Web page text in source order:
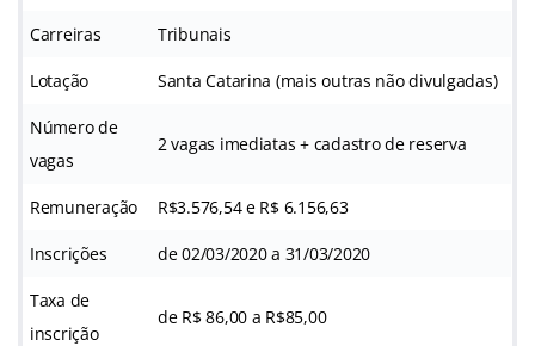
Carreiras Tribunais
Lotação Santa Catarina (mais outras não divulgadas)
Número de
vagas
2 vagas imediatas + cadastro de reserva
Remuneração R$3.576,54 e R$ 6.156,63
Inscrições de 02/03/2020 a 31/03/2020
Taxa de
inscrição
de R$ 86,00 a R$85,00